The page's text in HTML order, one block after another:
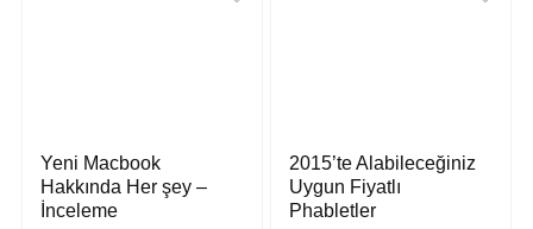
Yeni Macbook
Hakkında Her şey –
İnceleme
2015’te Alabileceğiniz
Uygun Fiyatlı
Phabletler